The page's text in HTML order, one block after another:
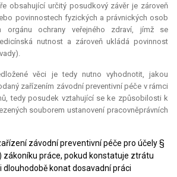
obsahující určitý posudkový závěr je zároveň
povinnostech fyzických a právnických osob
orgánu ochrany veřejného zdraví, jímž se
nutnost a zároveň ukládá povinnost
věci je tedy nutno vyhodnotit, jakou
zařízením závodní preventivní péče v rámci
tedy posudek vztahující se ke způsobilosti k
souborem ustanovení pracovněprávních
závodní preventivní péče pro účely §
zákoníku práce, pokud konstatuje ztrátu
dlouhodobě konat dosavadní práci